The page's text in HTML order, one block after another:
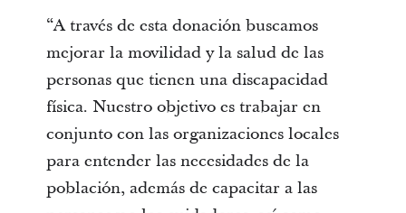
“A través de esta donación buscamos
mejorar la movilidad y la salud de las
personas que tienen una discapacidad
física. Nuestro objetivo es trabajar en
conjunto con las organizaciones locales
para entender las necesidades de la
población, además de capacitar a las